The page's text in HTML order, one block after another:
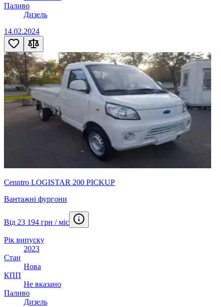
Паливо
Дизель
14.02.2024
Cenntro LOGISTAR 200 PICKUP
Вантажні фургони
Від 23 194 грн / міс
Рік випуску
2023
Стан
Нова
КПП
Не вказано
Паливо
Дизель